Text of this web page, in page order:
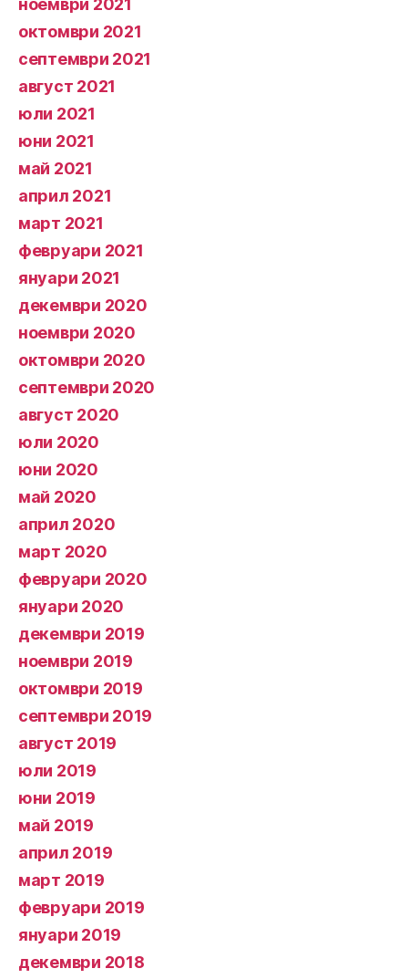
ноември 2021
октомври 2021
септември 2021
август 2021
юли 2021
юни 2021
май 2021
април 2021
март 2021
февруари 2021
януари 2021
декември 2020
ноември 2020
октомври 2020
септември 2020
август 2020
юли 2020
юни 2020
май 2020
април 2020
март 2020
февруари 2020
януари 2020
декември 2019
ноември 2019
октомври 2019
септември 2019
август 2019
юли 2019
юни 2019
май 2019
април 2019
март 2019
февруари 2019
януари 2019
декември 2018